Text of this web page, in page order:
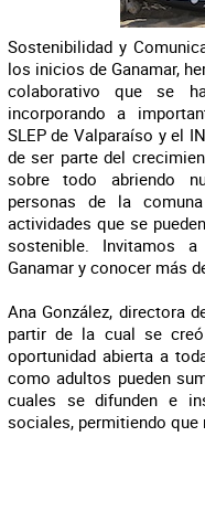
Sostenibilidad y
los inicios de Ganamar,
colaborativo que se
incorporando a
SLEP de Valparaíso y el
de ser parte del
sobre todo abriendo
personas de la
actividades que se
sostenible. Invitamos
Ganamar y conocer más
Ana González, directora
partir de la cual se
oportunidad abierta a
como adultos pueden
cuales se difunden e
sociales, permitiendo que